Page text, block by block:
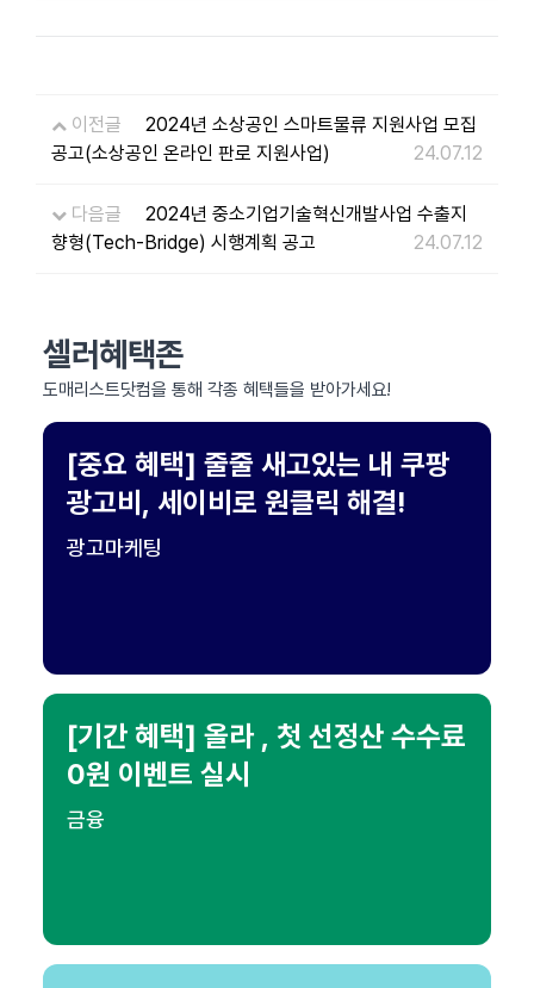
이전글
2024년 소상공인 스마트물류 지원사업 모집
공고(소상공인 온라인 판로 지원사업)
24.07.12
다음글
2024년 중소기업기술혁신개발사업 수출지
향형(Tech-Bridge) 시행계획 공고
24.07.12
셀러혜택존
도매리스트닷컴을 통해 각종 혜택들을 받아가세요!
[중요 혜택] 줄줄 새고있는 내 쿠팡
광고비, 세이비로 원클릭 해결!
광고마케팅
[기간 혜택] 올라 , 첫 선정산 수수료
0원 이벤트 실시
금융